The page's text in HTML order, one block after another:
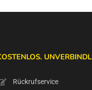
Rückrufservice